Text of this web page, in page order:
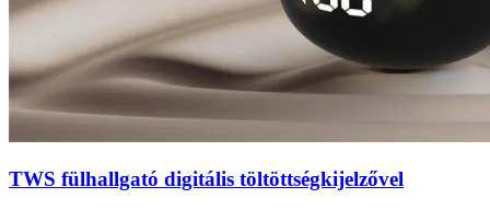
TWS fülhallgató digitális töltöttségkijelzővel